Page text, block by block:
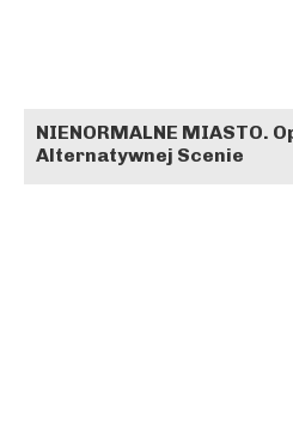
NIENORMALNE MIASTO.
Alternatywnej Scenie